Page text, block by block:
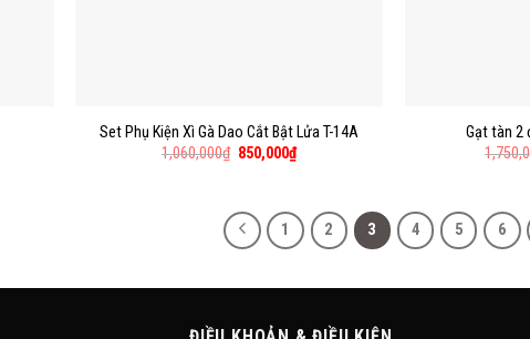
Set Phụ Kiện Xì Gà Dao Cắt Bật Lửa T-14A
1,060,000₫ 850,000₫
Gạt tàn 2
1 2 3 4 5 6